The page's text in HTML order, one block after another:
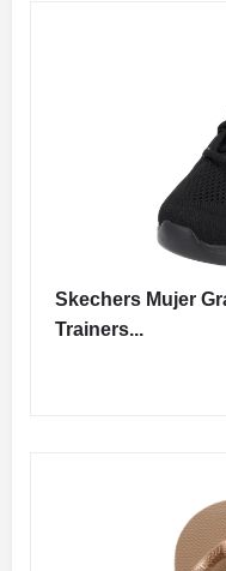
Skechers Mujer
Trainers...